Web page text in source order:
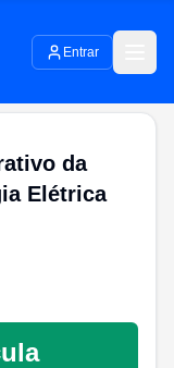
Entrar
da
Elétrica